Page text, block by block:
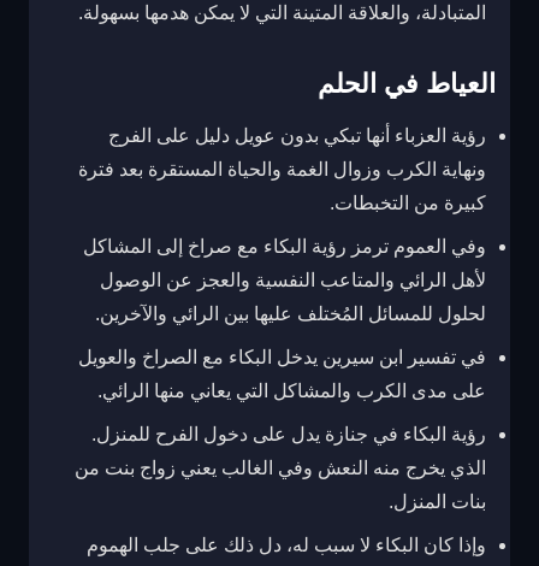
المتبادلة، والعلاقة المتينة التي لا يمكن هدمها بسهولة.
العياط في الحلم
رؤية العزباء أنها تبكي بدون عويل دليل على الفرج
ونهاية الكرب وزوال الغمة والحياة المستقرة بعد فترة
كبيرة من التخبطات.
وفي العموم ترمز رؤية البكاء مع صراخ إلى المشاكل
لأهل الرائي والمتاعب النفسية والعجز عن الوصول
لحلول للمسائل المُختلف عليها بين الرائي والآخرين.
في تفسير ابن سيرين يدخل البكاء مع الصراخ والعويل
على مدى الكرب والمشاكل التي يعاني منها الرائي.
رؤية البكاء في جنازة يدل على دخول الفرح للمنزل.
الذي يخرج منه النعش وفي الغالب يعني زواج بنت من
بنات المنزل.
وإذا كان البكاء لا سبب له، دل ذلك على جلب الهموم